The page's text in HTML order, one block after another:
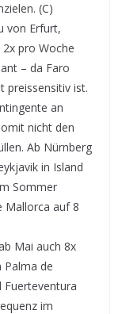
(C)
von Erfurt,
pro Woche
– da Faro
preissensitiv ist.
an
nicht den
Ab Nürnberg
in Island
Sommer
Mallorca auf 8
Mai auch 8x
Palma de
Fuerteventura
im